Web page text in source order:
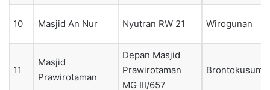
10 Masjid An Nur Nyutran RW 21 Wirogunan
11
Masjid
Prawirotaman
Depan Masjid
Prawirotaman
MG III/657